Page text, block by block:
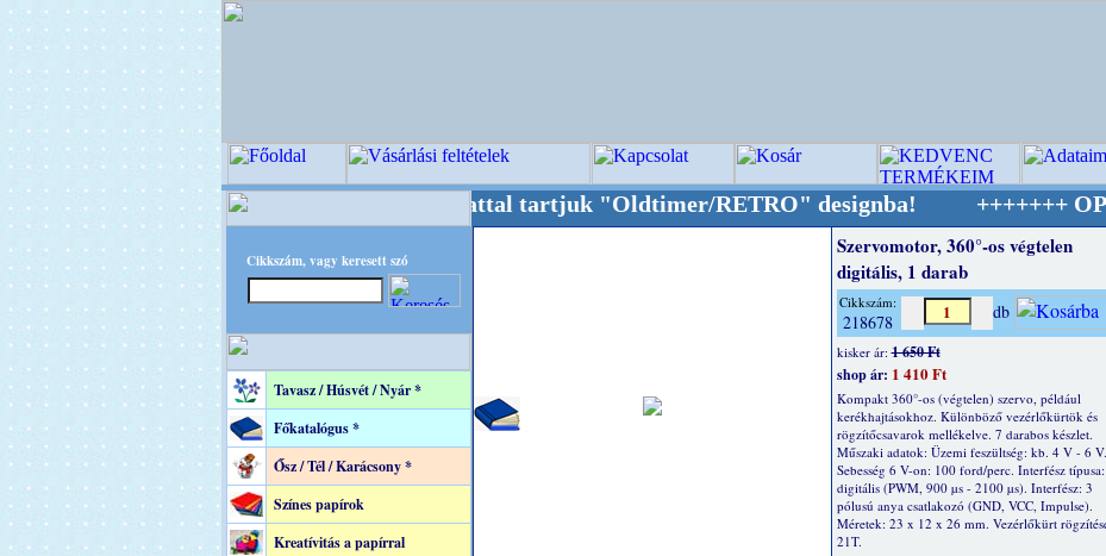
Cikkszám, vagy keresett szó
Tavasz / Húsvét / Nyár *
Főkatalógus *
Ősz / Tél / Karácsony *
Színes papírok
Kreatívitás a papírral
+++++++ Oldalunkat akarattal tartjuk "Oldtimer/RETRO" designba! +++++++ OPITEC -
Szervomotor, 360°-os végtelen
digitális, 1 darab
Cikkszám:
218678 db
kisker ár:1 650 Ft
shop ár: 1 410 Ft
Kompakt 360°-os (végtelen) szervo, például
kerékhajtásokhoz. Különböző vezérlőkürtök és
rögzítőcsavarok mellékelve. 7 darabos készlet.
Műszaki adatok: Üzemi feszültség: kb. 4 V - 6 V.
Sebesség 6 V-on: 100 ford/perc. Interfész típusa:
digitális (PWM, 900 µs - 2100 µs). Interfész: 3
pólusú anya csatlakozó (GND, VCC, Impulse).
Méretek: 23 x 12 x 26 mm. Vezérlőkürt
21T.